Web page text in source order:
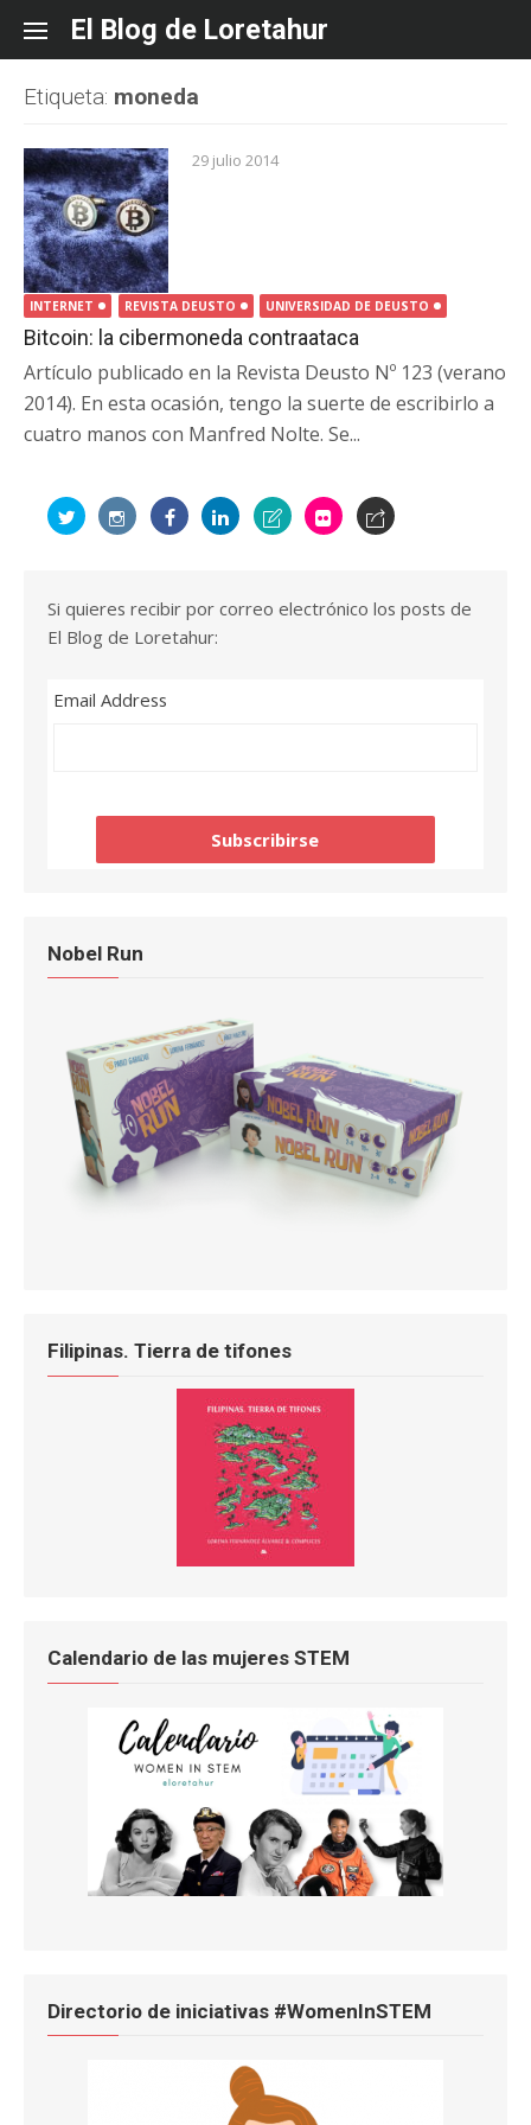
content
El Blog de Loretahur
Etiqueta: moneda
29 julio 2014
INTERNET REVISTA DEUSTO UNIVERSIDAD DE DEUSTO
Bitcoin: la cibermoneda contraataca
Artículo publicado en la Revista Deusto Nº 123 (verano
2014). En esta ocasión, tengo la suerte de escribirlo a
cuatro manos con Manfred Nolte. Se...
Si quieres recibir por correo electrónico los posts de
El Blog de Loretahur:
Email Address
Nobel Run
Filipinas. Tierra de tifones
Calendario de las mujeres STEM
Directorio de iniciativas #WomenInSTEM